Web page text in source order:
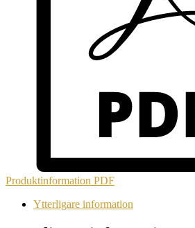
Produktinformation PDF
Ytterligare information